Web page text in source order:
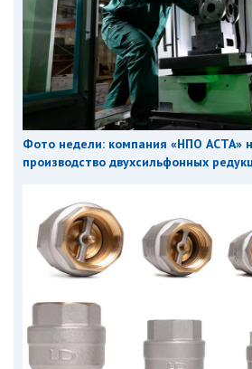
Фото недели: компания «НПО АСТА»
производство двухсильфонных